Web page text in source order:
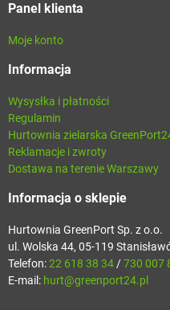
Panel klienta
Moje konto
Informacja
Wysysłka i płatności
Regulamin
Hurtownia zielarska
Reklamacje i zwroty
Dostawa na terenie Warszawy
Informacja o sklepie
Hurtownia GreenPort Sp. z o.o.
ul. Wolska 44, 05-119
Telefon:22 618 38 34 /730 007
E-mail: hurt@greenport24.pl